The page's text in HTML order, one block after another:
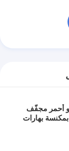
أحمر مجفّف
بمكنسة بهارات